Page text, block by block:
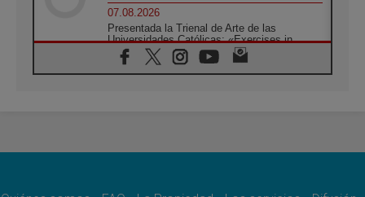
07.08.2026
Presentada la Trienal de Arte de las
Universidades Católicas: «Exercises in
Empathy»
07.08.2026
digital para mujeres líderes en África